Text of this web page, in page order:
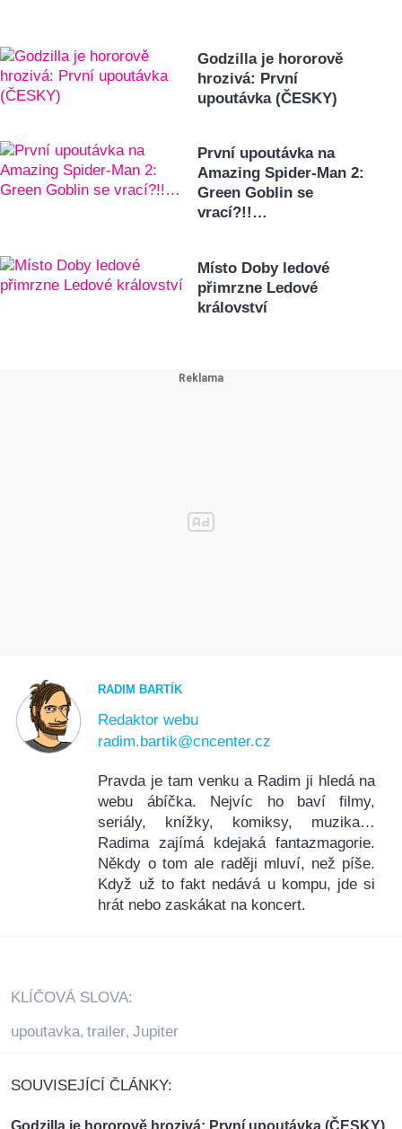
Godzilla je hororově
hrozivá: První
upoutávka (ČESKY)
První upoutávka na
Amazing Spider-Man 2:
Green Goblin se
vrací?!!…
Místo Doby ledové
přimrzne Ledové
království
RADIM BARTÍK
Redaktor webu
radim.bartik@cncenter.cz
Pravda je tam venku a Radim ji hledá na
webu ábíčka. Nejvíc ho baví filmy,
seriály, knížky, komiksy, muzika…
Radima zajímá kdejaká fantazmagorie.
Někdy o tom ale raději mluví, než píše.
Když už to fakt nedává u kompu, jde si
hrát nebo zaskákat na koncert.
KLÍČOVÁ SLOVA:
upoutavka, trailer, Jupiter
SOUVISEJÍCÍ ČLÁNKY: